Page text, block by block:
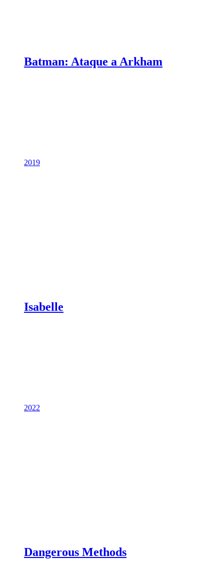
Batman: Ataque a Arkham
2019
Isabelle
2022
Dangerous Methods